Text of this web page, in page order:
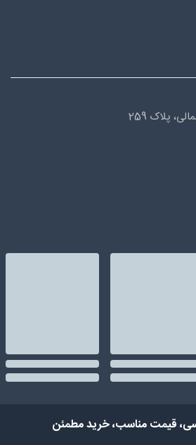
پلاک 259
قیمت مناسب، خرید مطمئن